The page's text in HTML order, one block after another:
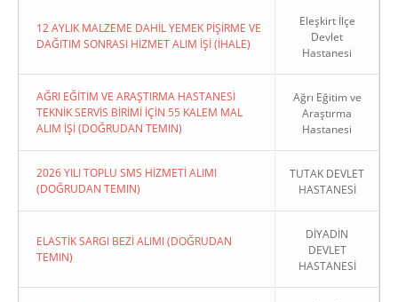
12 AYLIK MALZEME DAHİL YEMEK PİŞİRME VE
DAĞITIM SONRASI HİZMET ALIM İŞİ (İHALE)
Eleşkirt İlçe
Devlet
Hastanesi
AĞRI EĞİTİM VE ARAŞTIRMA HASTANESİ
TEKNİK SERVİS BİRİMİ İÇİN 55 KALEM MAL
ALIM İŞİ (DOĞRUDAN TEMIN)
Ağrı Eğitim ve
Araştırma
Hastanesi
2026 YILI TOPLU SMS HİZMETİ ALIMI
(DOĞRUDAN TEMIN)
TUTAK DEVLET
HASTANESİ
ELASTİK SARGI BEZİ ALIMI (DOĞRUDAN
TEMIN)
DİYADİN
DEVLET
HASTANESİ